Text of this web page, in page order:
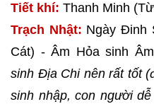
Tiết khí: Thanh Minh
Trạch Nhật: Ngày Đinh
Cát) - Âm Hỏa sinh
sinh Địa Chi nên rất tốt
sinh nhập, con người